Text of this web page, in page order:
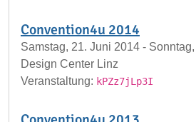
Convention4u 2014
Samstag, 21. Juni 2014 -
Design Center Linz
Veranstaltung: kPZz7jLp3I